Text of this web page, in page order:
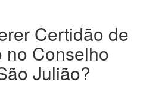
Certidão de
no Conselho
Julião?